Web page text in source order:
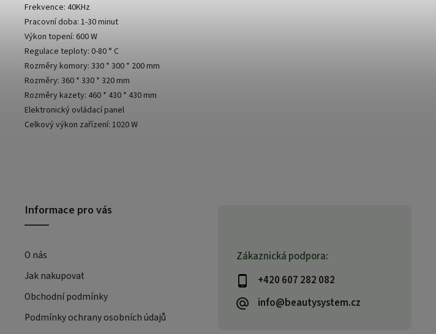
Frekvence: 40KHz
Pracovní doba: 1-30 minut
Výkon topení: 600 W
Regulace teploty: 0-80 ° C
Rozměry komory: 330 * 300 * 200 mm
Rozměry: 360 * 330 * 320 mm
Rozměry kazety: 460 * 430 * 430 mm
Elektronický ovládací panel
Celkový výkon zařízení: 1020 W
Zákaznická podpora:
+420 607 282 082
info@beautysystem.cz
Informace pro vás
O nás
Jak nakupovat
Obchodní podmínky
Podmínky ochrany osobních údajů